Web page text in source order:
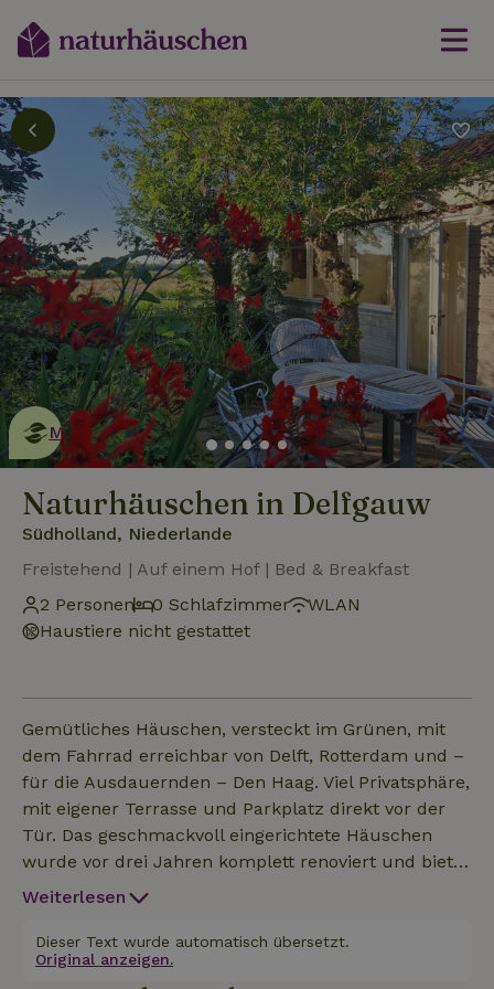
Dies ist ein
umweltschonendes
Naturhäuschen
Mehr erfahren
Naturhäuschen in Delfgauw
Südholland, Niederlande
Freistehend | Auf einem Hof | Bed & Breakfast
2 Personen
0 Schlafzimmer
WLAN
Haustiere nicht gestattet
Gemütliches Häuschen, versteckt im Grünen, mit
dem Fahrrad erreichbar von Delft, Rotterdam und –
für die Ausdauernden – Den Haag. Viel Privatsphäre,
mit eigener Terrasse und Parkplatz direkt vor der
Tür. Das geschmackvoll eingerichtete Häuschen
wurde vor drei Jahren komplett renoviert und bietet
einen freien Blick über die Wiesen. Eine geschützte,
herrlichen Ort der Ruhe. Das Häuschen besteht aus
einem Raum mit einem Doppelbett, einem
Weiterlesen
Dieser Text wurde automatisch übersetzt.
Original anzeigen.